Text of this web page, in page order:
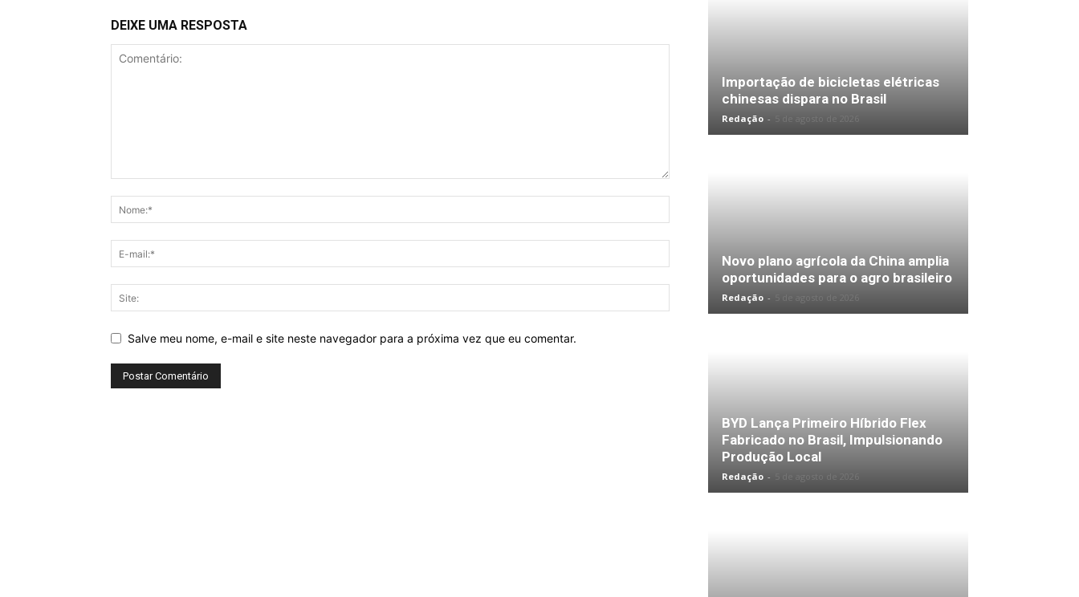
DEIXE UMA RESPOSTA
Salve meu nome, e-mail e site neste navegador para a próxima vez que eu comentar.
Importação de bicicletas elétricas
chinesas dispara no Brasil
Redação -
Novo plano agrícola da China amplia
oportunidades para o agro brasileiro
Redação -
BYD Lança Primeiro Híbrido Flex
Fabricado no Brasil, Impulsionando
Produção Local
Redação -